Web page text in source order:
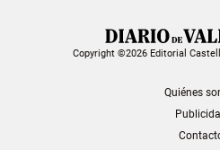
Copyright ©2026 Editorial
Quiénes